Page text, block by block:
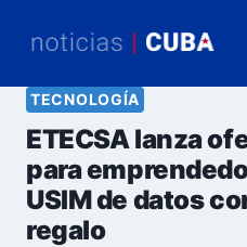
TECNOLOGÍA
ETECSA lanza
para
USIM de datos
regalo